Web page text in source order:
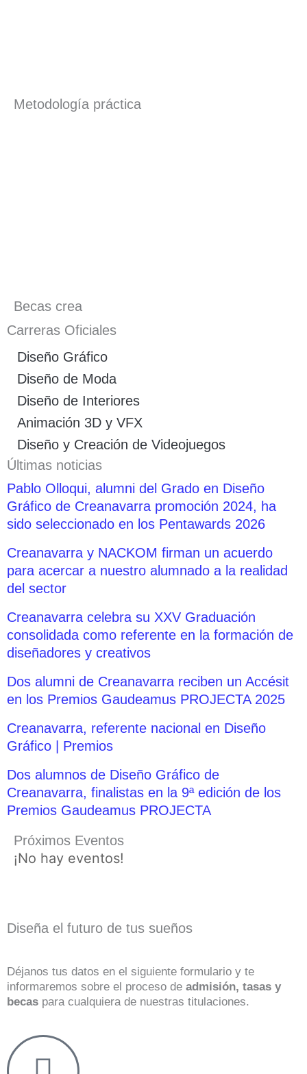
Metodología práctica
Becas crea
Carreras Oficiales
Diseño Gráfico
Diseño de Moda
Diseño de Interiores
Animación 3D y VFX
Diseño y Creación de Videojuegos
Últimas noticias
Pablo Olloqui, alumni del Grado en Diseño
Gráfico de Creanavarra promoción 2024, ha
sido seleccionado en los Pentawards 2026
Creanavarra y NACKOM firman un acuerdo
para acercar a nuestro alumnado a la realidad
del sector
Creanavarra celebra su XXV Graduación
consolidada como referente en la formación de
diseñadores y creativos
Dos alumni de Creanavarra reciben un Accésit
en los Premios Gaudeamus PROJECTA 2025
Creanavarra, referente nacional en Diseño
Gráfico | Premios
Dos alumnos de Diseño Gráfico de
Creanavarra, finalistas en la 9ª edición de los
Premios Gaudeamus PROJECTA
Próximos Eventos
¡No hay eventos!
Diseña el futuro de tus sueños
Déjanos tus datos en el siguiente formulario y te
informaremos sobre el proceso de admisión, tasas y
becas para cualquiera de nuestras titulaciones.